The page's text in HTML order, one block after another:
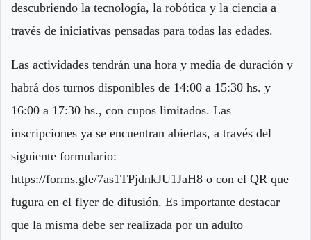
descubriendo la tecnología, la robótica y la ciencia a
través de iniciativas pensadas para todas las edades.
Las actividades tendrán una hora y media de duración y
habrá dos turnos disponibles de 14:00 a 15:30 hs. y
16:00 a 17:30 hs., con cupos limitados. Las
inscripciones ya se encuentran abiertas, a través del
siguiente formulario:
https://forms.gle/7as1TPjdnkJU1JaH8 o con el QR que
fugura en el flyer de difusión. Es importante destacar
que la misma debe ser realizada por un adulto